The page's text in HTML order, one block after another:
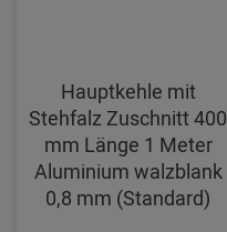
Hauptkehle mit
Stehfalz Zuschnitt 400
mm Länge 1 Meter
Aluminium walzblank
0,8 mm (Standard)